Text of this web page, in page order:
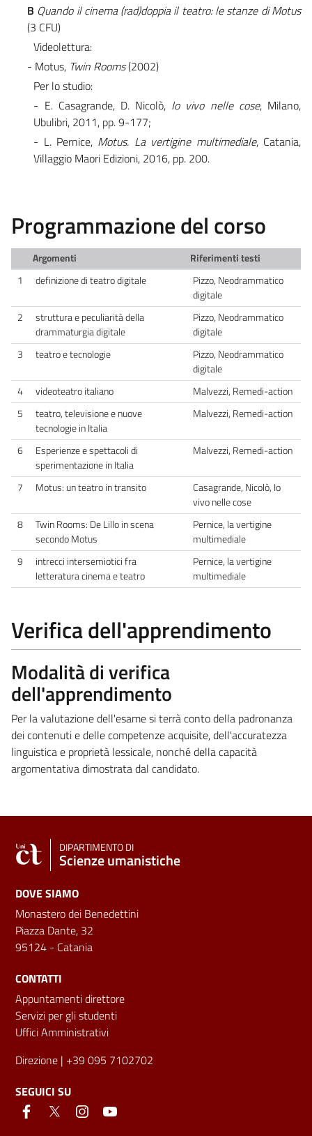
B Quando il cinema (rad)doppia il teatro: le stanze di Motus
(3 CFU)
Videolettura:
- Motus, Twin Rooms(2002)
Per lo studio:
- E. Casagrande, D. Nicolò, Io vivo nelle cose, Milano,
Ubulibri, 2011, pp. 9-177;
- L. Pernice, Motus. La vertigine multimediale, Catania,
Villaggio Maori Edizioni, 2016, pp. 200.
Programmazione del corso
Argomenti
Riferimenti testi
1
definizione di teatro digitale
Pizzo, Neodrammatico
digitale
2
struttura e peculiarità della
drammaturgia digitale
Pizzo, Neodrammatico
digitale
3
teatro e tecnologie
Pizzo, Neodrammatico
digitale
4
videoteatro italiano
Malvezzi, Remedi-action
5
teatro, televisione e nuove
tecnologie in Italia
Malvezzi, Remedi-action
6
Esperienze e spettacoli di
sperimentazione in Italia
Malvezzi, Remedi-action
7 Motus: un teatro in transito
Casagrande, Nicolò, Io
vivo nelle cose
8
Twin Rooms: De Lillo in scena
secondo Motus
Pernice, la vertigine
multimediale
9
intrecci intersemiotici fra
letteratura cinema e teatro
Pernice, la vertigine
multimediale
Verifica dell'apprendimento
Modalità di verifica
dell'apprendimento
Per la valutazione dell'esame si terrà conto della padronanza
dei contenuti e delle competenze acquisite, dell'accuratezza
linguistica e proprietà lessicale, nonché della capacità
argomentativa dimostrata dal candidato.
DIPARTIMENTO DI
Scienze umanistiche
DOVE SIAMO
Monastero dei Benedettini
Piazza Dante, 32
95124 - Catania
CONTATTI
Appuntamenti direttore
Servizi per gli studenti
Uffici Amministrativi
Direzione | +39 095 7102702
SEGUICI SU